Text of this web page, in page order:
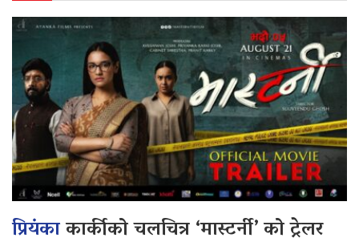
प्रियंकाकार्कीको चलचित्र ‘मास्टर्नी’ को ट्रेलर